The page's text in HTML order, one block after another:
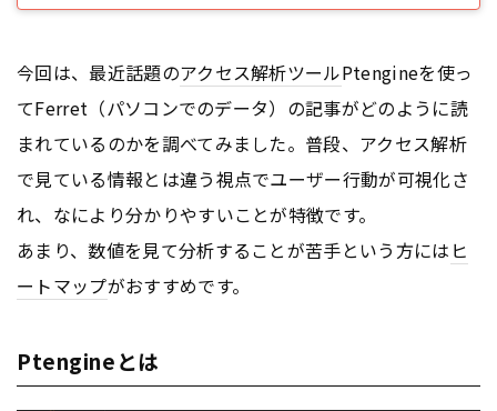
今回は、最近話題のアクセス解析ツールPtengineを使っ
てFerret（パソコンでのデータ）の記事がどのように読
まれているのかを調べてみました。普段、アクセス解析
で見ている情報とは違う視点でユーザー行動が可視化さ
れ、なにより分かりやすいことが特徴です。
あまり、数値を見て分析することが苦手という方には ヒ
ートマップがおすすめです。
Ptengineとは